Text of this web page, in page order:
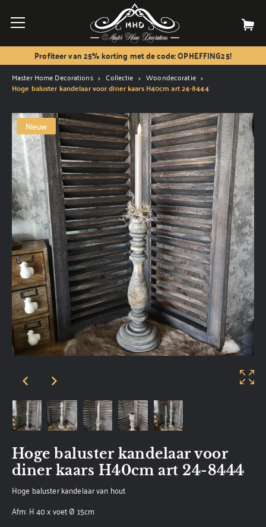
Profiteer van 25% korting met de code: OPHEFFING25!
Master Home Decorations Collectie Woondecoratie
Hoge baluster kandelaar voor diner kaars H40cm art 24-8444
Nieuw
Hoge baluster kandelaar voor
diner kaars H40cm art 24-8444
Hoge baluster kandelaar van hout
Afm: H 40 x voet Ø 15cm